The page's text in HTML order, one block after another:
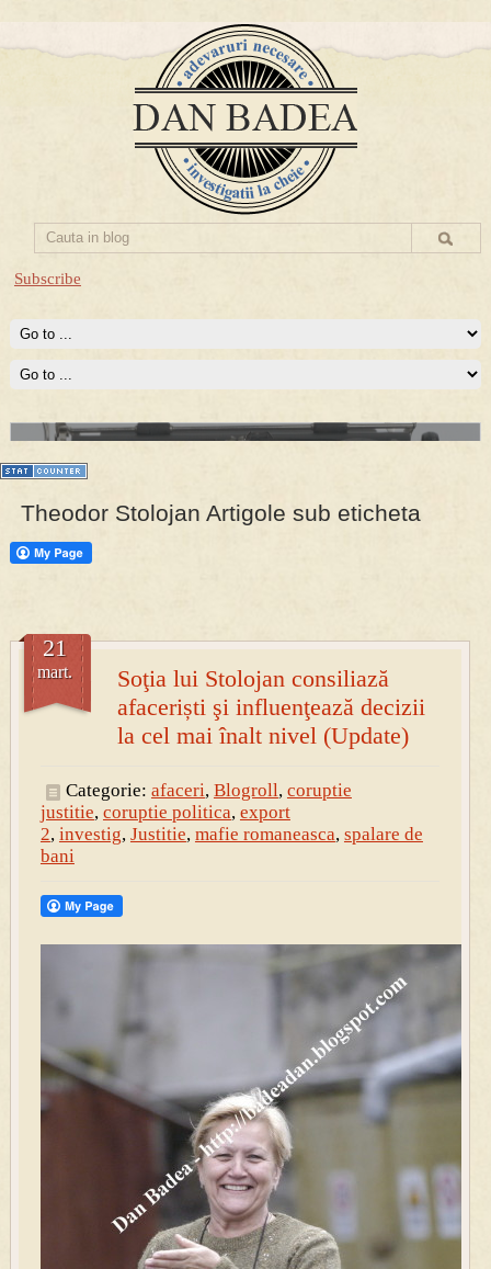
Subscribe
PRESA
Permise pentru vânătoarea de porci în costume, cu gulere albe
Prima mea carte publicata (Nemira)
Averea Presedintelui: prima lucrare despre controversatele
conturi secrete ale Securitatii.
Theodor Stolojan Artigole sub eticheta
Soţia lui Stolojan consiliază
afaceriști şi influenţează decizii
la cel mai înalt nivel (Update)
21
mart.
Categorie: afaceri, Blogroll, coruptie
justitie, coruptie politica, export
2, investig, Justitie, mafie romaneasca, spalare de
bani